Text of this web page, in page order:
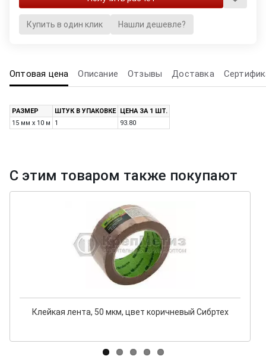
Купить в один клик Нашли дешевле?
Оптовая цена Описание Отзывы Доставка
РАЗМЕР ШТУК В УПАКОВКЕ
ЦЕНА ЗА 1 ШТ.
15 мм х 10 м
1 93.80
С этим товаром также покупают
Клейкая лента, 50 мкм, цвет коричневый Сибртех